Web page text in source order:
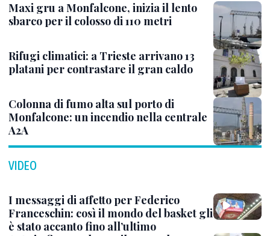
Maxi gru a Monfalcone, inizia il lento
sbarco per il colosso di 110 metri
Rifugi climatici: a Trieste arrivano 13
platani per contrastare il gran caldo
Colonna di fumo alta sul porto di
Monfalcone: un incendio nella centrale
A2A
VIDEO
I messaggi di affetto per Federico
Franceschin: così il mondo del basket gli
è stato accanto fino all’ultimo